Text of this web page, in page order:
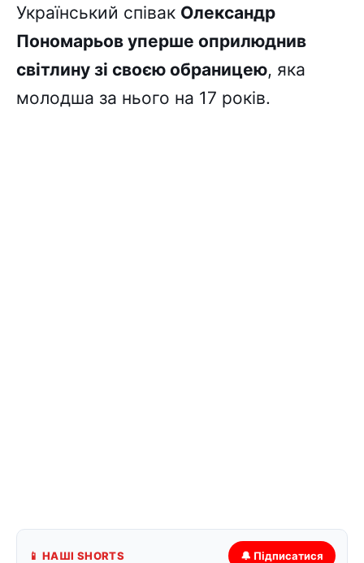
Український співак Олександр
Пономарьов уперше оприлюднив
світлину зі своєю обраницею, яка
молодша за нього на 17 років.
📱 НАШІ SHORTS 🔔 Підписатися